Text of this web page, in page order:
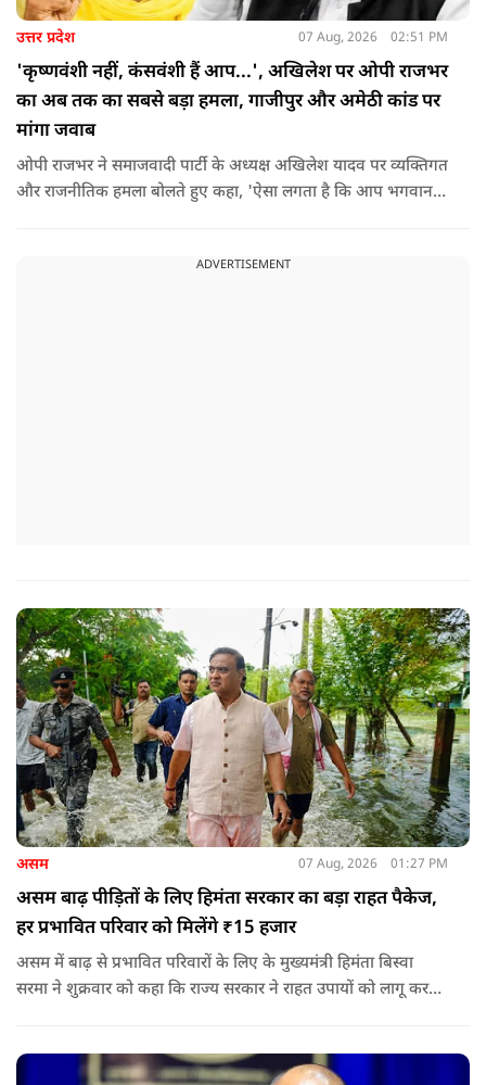
उत्तर प्रदेश 07 Aug, 2026 02:51 PM
'कृष्णवंशी नहीं, कंसवंशी हैं आप...', अखिलेश पर ओपी राजभर
का अब तक का सबसे बड़ा हमला, गाजीपुर और अमेठी कांड पर
मांगा जवाब
ओपी राजभर ने समाजवादी पार्टी के अध्यक्ष अखिलेश यादव पर व्यक्तिगत
और राजनीतिक हमला बोलते हुए कहा, 'ऐसा लगता है कि आप भगवान
ADVERTISEMENT
असम 07 Aug, 2026 01:27 PM
असम बाढ़ पीड़ितों के लिए हिमंता सरकार का बड़ा राहत पैकेज,
हर प्रभावित परिवार को मिलेंगे ₹15 हजार
असम में बाढ़ से प्रभावित परिवारों के लिए के मुख्यमंत्री हिमंता बिस्वा
सरमा ने शुक्रवार को कहा कि राज्य सरकार ने राहत उपायों को लागू करना